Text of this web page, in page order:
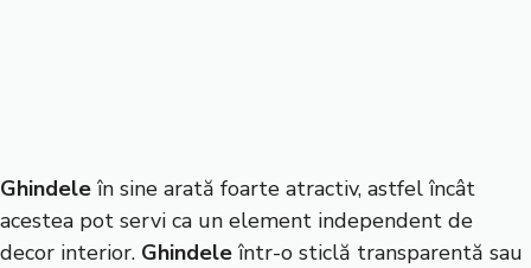
Ghindele în sine arată foarte atractiv, astfel încât
acestea pot servi ca un element independent de
decor interior. Ghindele într-o sticlă transparentă sau